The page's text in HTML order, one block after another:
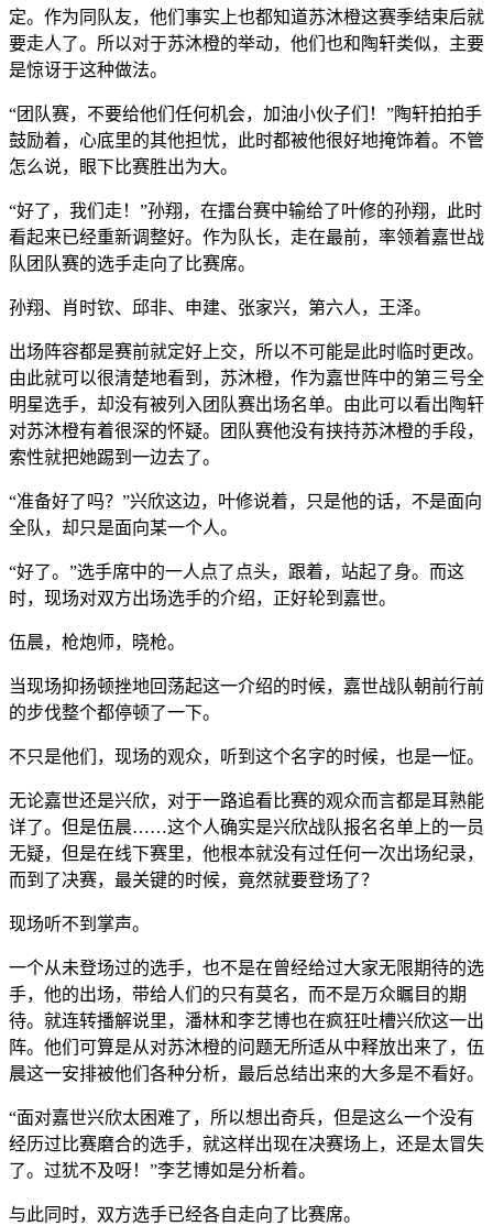
定。作为同队友，他们事实上也都知道苏沐橙这赛季结束后就
要走人了。所以对于苏沐橙的举动，他们也和陶轩类似，主要
是惊讶于这种做法。
“团队赛，不要给他们任何机会，加油小伙子们！”陶轩拍拍手
鼓励着，心底里的其他担忧，此时都被他很好地掩饰着。不管
怎么说，眼下比赛胜出为大。
“好了，我们走！”孙翔，在擂台赛中输给了叶修的孙翔，此时
看起来已经重新调整好。作为队长，走在最前，率领着嘉世战
队团队赛的选手走向了比赛席。
孙翔、肖时钦、邱非、申建、张家兴，第六人，王泽。
出场阵容都是赛前就定好上交，所以不可能是此时临时更改。
由此就可以很清楚地看到，苏沐橙，作为嘉世阵中的第三号全
明星选手，却没有被列入团队赛出场名单。由此可以看出陶轩
对苏沐橙有着很深的怀疑。团队赛他没有挟持苏沐橙的手段，
索性就把她踢到一边去了。
“准备好了吗？”兴欣这边，叶修说着，只是他的话，不是面向
全队，却只是面向某一个人。
“好了。”选手席中的一人点了点头，跟着，站起了身。而这
时，现场对双方出场选手的介绍，正好轮到嘉世。
伍晨，枪炮师，晓枪。
当现场抑扬顿挫地回荡起这一介绍的时候，嘉世战队朝前行前
的步伐整个都停顿了一下。
不只是他们，现场的观众，听到这个名字的时候，也是一怔。
无论嘉世还是兴欣，对于一路追看比赛的观众而言都是耳熟能
详了。但是伍晨……这个人确实是兴欣战队报名名单上的一员
无疑，但是在线下赛里，他根本就没有过任何一次出场纪录，
而到了决赛，最关键的时候，竟然就要登场了？
现场听不到掌声。
一个从未登场过的选手，也不是在曾经给过大家无限期待的选
手，他的出场，带给人们的只有莫名，而不是万众瞩目的期
待。就连转播解说里，潘林和李艺博也在疯狂吐槽兴欣这一出
阵。他们可算是从对苏沐橙的问题无所适从中释放出来了，伍
晨这一安排被他们各种分析，最后总结出来的大多是不看好。
“面对嘉世兴欣太困难了，所以想出奇兵，但是这么一个没有
经历过比赛磨合的选手，就这样出现在决赛场上，还是太冒失
了。过犹不及呀！”李艺博如是分析着。
与此同时，双方选手已经各自走向了比赛席。